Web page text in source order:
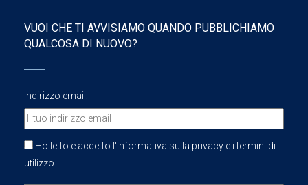
VUOI CHE TI AVVISIAMO QUANDO PUBBLICHIAMO
QUALCOSA DI NUOVO?
Indirizzo email:
Ho letto e accetto l'informativa sulla privacy e i termini di
utilizzo